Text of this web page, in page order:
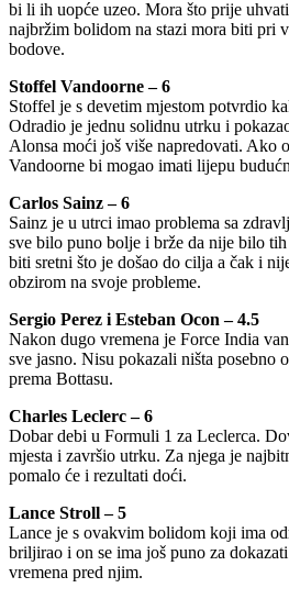
bi li ih uopće uzeo. Mora što prije
najbržim bolidom na stazi mora biti pri
bodove.
Stoffel Vandoorne – 6
Stoffel je s devetim mjestom potvrdio
Odradio je jednu solidnu utrku i
Alonsa moći još više napredovati. Ako
Vandoorne bi mogao imati lijepu
Carlos Sainz – 6
Sainz je u utrci imao problema sa
sve bilo puno bolje i brže da nije bilo
biti sretni što je došao do cilja a čak i
obzirom na svoje probleme.
Sergio Perez i Esteban Ocon – 4.5
Nakon dugo vremena je Force India
sve jasno. Nisu pokazali ništa posebno
prema Bottasu.
Charles Leclerc – 6
Dobar debi u Formuli 1 za Leclerca.
mjesta i završio utrku. Za njega je
pomalo će i rezultati doći.
Lance Stroll – 5
Lance je s ovakvim bolidom koji ima
briljirao i on se ima još puno za
vremena pred njim.